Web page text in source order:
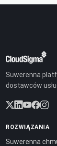
Suwerenna
dostawców
ROZWIĄZANIA
Suwerenna